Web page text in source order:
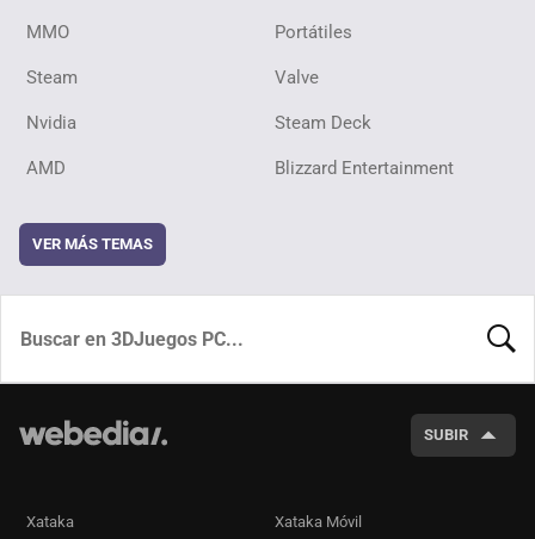
MMO Portátiles
Steam Valve
Nvidia Steam Deck
AMD Blizzard Entertainment
VER MÁS TEMAS
SUBIR
Xataka Xataka Móvil